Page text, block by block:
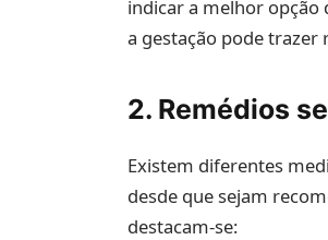
indicar a melhor
a gestação pode trazer
2. Remédios
Existem diferentes
desde que sejam
destacam-se: